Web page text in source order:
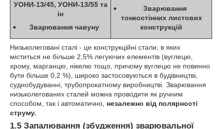
УОНИ-13/45, УОНИ-13/55 та
ін
Зварювання чавуну
Зварювання
тонкостінних листових
конструкцій
Низьколеговані сталі - це конструкційні стали, в яких
міститься не більше 2,5% легуючих елементів (вуглецю,
хрому, марганцю, нікелю тощо, причому вуглецю не повинно
бути більше 0,2 %), широко застосовуються в будівництві,
суднобудуванні, трубопрокатному виробництві. Зварювання
низьколегованих сталей можна проводити як ручним
способом, так і автоматично, незалежно від полярності
струму.
1.5 Запалювання (збудження) зварювальної